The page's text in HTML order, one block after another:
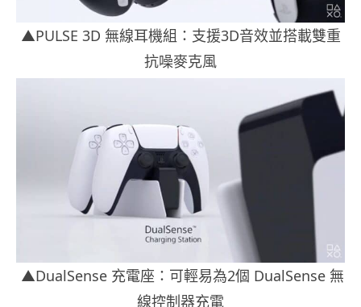
▲PULSE 3D 無線耳機組：支援3D音效並搭載雙重
抗噪麥克風
▲DualSense 充電座：可輕易為2個 DualSense 無
線控制器充電